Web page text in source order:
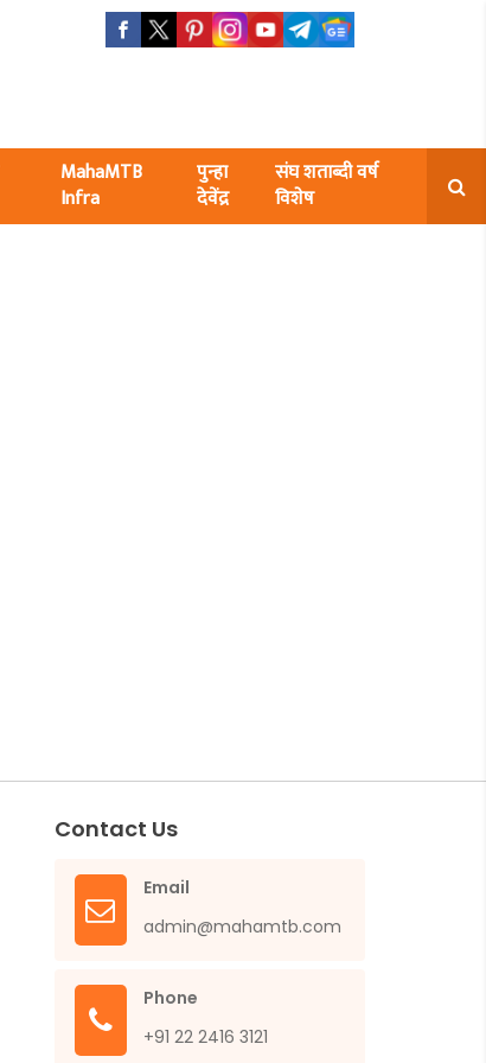
MahaMTB
Infra
पुन्हा
देवेंद्र
संघ शताब्दी वर्ष
विशेष
Contact Us
Email
admin@mahamtb.com
Phone
+91 22 2416 3121